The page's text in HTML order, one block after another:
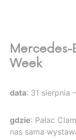
Mercedes-
Week
data: 31 sierpnia
gdzie: Pałac
nas sama